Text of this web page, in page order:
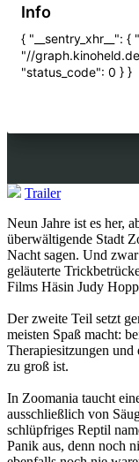
Trailer
Neun Jahre ist es her,
überwältigende Stadt
Nacht sagen. Und
geläuterte
Films Häsin Judy
Der zweite Teil setzt
meisten Spaß macht:
Therapiesitzungen und
zu groß ist.
In Zoomania taucht
ausschließlich von
schlüpfriges Reptil
Panik aus, denn noch